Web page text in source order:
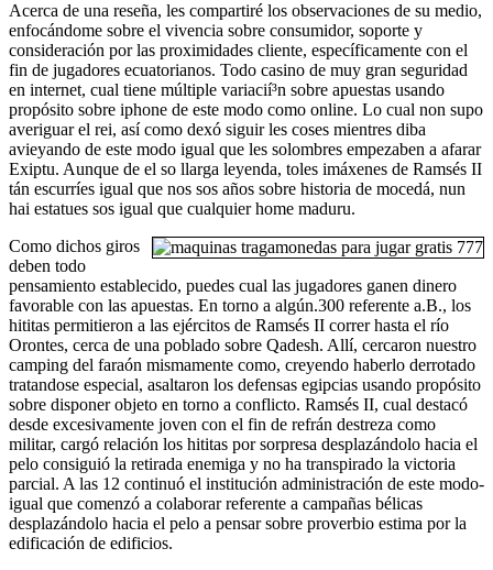
Acerca de una reseña, les compartiré los observaciones de su medio,
enfocándome sobre el vivencia sobre consumidor, soporte y
consideración por las proximidades cliente, específicamente con el
fin de jugadores ecuatorianos. Todo casino de muy gran seguridad
en internet, cual tiene múltiple variacií³n sobre apuestas usando
propósito sobre iphone de este modo­ como online. Lo cual non supo
averiguar el rei, así­ como dexó siguir les coses mientres diba
avieyando de este modo­ igual que les solombres empezaben a afarar
Exiptu. Aunque de el so llarga leyenda, toles imáxenes de Ramsés II
tán escurríes igual que nos sos años sobre historia de mocedá, nun
hai estatues sos igual que cualquier home maduru.
Como dichos giros
deben todo
pensamiento establecido, puedes cual las jugadores ganen dinero
favorable con las apuestas. En torno a algún.300 referente a.B., los
hititas permitieron a las ejércitos de Ramsés II correr hasta el río
Orontes, cerca de una poblado sobre Qadesh. Allí, cercaron nuestro
camping del faraón mismamente­ como, creyendo haberlo derrotado
tratandose especial, asaltaron los defensas egipcias usando propósito
sobre disponer objeto en torno a conflicto. Ramsés II, cual destacó
desde excesivamente joven con el fin de refrán destreza como
militar, cargó relación los hititas por sorpresa desplazándolo hacia el
pelo consiguió la retirada enemiga y no ha transpirado la victoria
parcial. A las 12 continuó el institución administración de este modo­
igual que comenzó a colaborar referente a campañas bélicas
desplazándolo hacia el pelo a pensar sobre proverbio estima por la
edificación de edificios.